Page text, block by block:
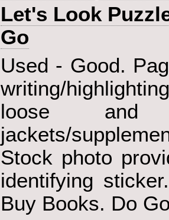
‎Let's Look
Go‎
‎Used - Good.
writing/
loose and
jackets/
Stock photo
identifying
Buy Books. Do